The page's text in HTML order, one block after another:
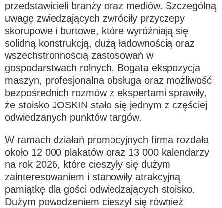
Eesti keel
Slovenija
Lietuvių kalba
Česká republika
Srpski
Yкраїнська мова
ελληνικά
przedstawicieli branży oraz mediów. Szczególną
uwagę zwiedzających zwróciły przyczepy
skorupowe i burtowe, które wyróżniają się
solidną konstrukcją, dużą ładownością oraz
wszechstronnością zastosowań w
gospodarstwach rolnych. Bogata ekspozycja
maszyn, profesjonalna obsługa oraz możliwość
bezpośrednich rozmów z ekspertami sprawiły,
że stoisko JOSKIN stało się jednym z częściej
odwiedzanych punktów targów.
W ramach działań promocyjnych firma rozdała
około 12 000 plakatów oraz 13 000 kalendarzy
na rok 2026, które cieszyły się dużym
zainteresowaniem i stanowiły atrakcyjną
pamiątkę dla gości odwiedzających stoisko.
Dużym powodzeniem cieszył się również